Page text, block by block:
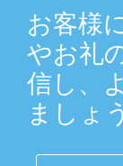
お客様
やお礼
信し、
ましょ